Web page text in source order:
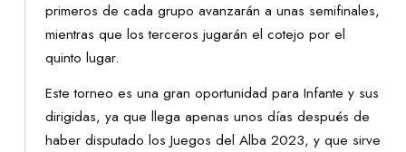
primeros de cada grupo avanzarán a unas semifinales,
mientras que los terceros jugarán el cotejo por el
quinto lugar.
Este torneo es una gran oportunidad para Infante y sus
dirigidas, ya que llega apenas unos días después de
haber disputado los Juegos del Alba 2023, y que sirve